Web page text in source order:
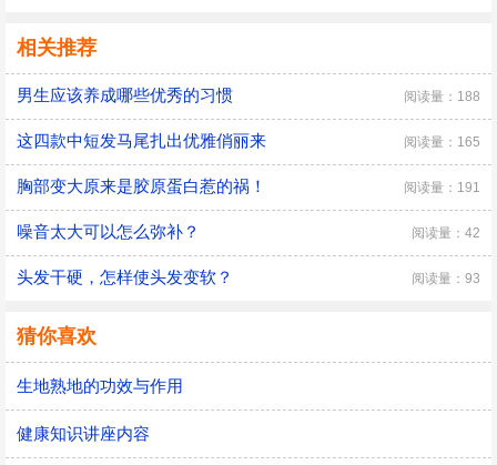
相关推荐
男生应该养成哪些优秀的习惯 阅读量：188
这四款中短发马尾扎出优雅俏丽来 阅读量：165
胸部变大原来是胶原蛋白惹的祸！ 阅读量：191
噪音太大可以怎么弥补？ 阅读量：42
头发干硬，怎样使头发变软？ 阅读量：93
猜你喜欢
生地熟地的功效与作用
健康知识讲座内容